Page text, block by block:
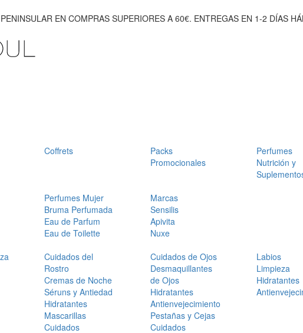
EN COMPRAS SUPERIORES A 60€. ENTREGAS EN 1-2 DÍAS
Coffrets
Packs
Promocionales
Perfumes
Nutrición y
Perfumes Mujer
Bruma Perfumada
Eau de Parfum
Eau de Toilette
Marcas
Sensilis
Apivita
Nuxe
Cuidados del
Rostro
Cremas de Noche
Séruns y Antiedad
Hidratantes
Mascarillas
Cuidados
Cuidados de Ojos
Desmaquillantes
de Ojos
Hidratantes
Antienvejecimiento
Pestañas y Cejas
Cuidados
Labios
Limpieza
Hidratantes